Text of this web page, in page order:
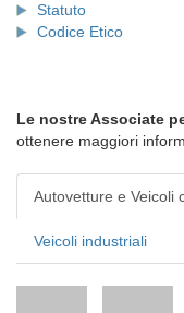
Statuto
Codice Etico
Le nostre Associate
ottenere maggiori
Autovetture e Veicoli
Veicoli industriali